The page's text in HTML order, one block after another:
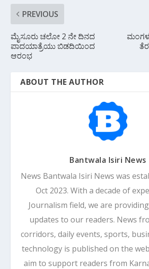
PREVIOUS
ಮೈಸೂರು ಚಲೋ 2 ನೇ ದಿನದ
ಪಾದಯಾತ್ರೆಯು ಬಿಡದಿಯಿಂದ
ಆರಂಭ
ABOUT THE AUTHOR
Bantwala Isiri News
News Bantwala Isiri News was
Oct 2023. With a decade of
Journalism field, we are
updates to our readers. News
corridors, daily events, sports,
technology is published on the
aim to support readers from